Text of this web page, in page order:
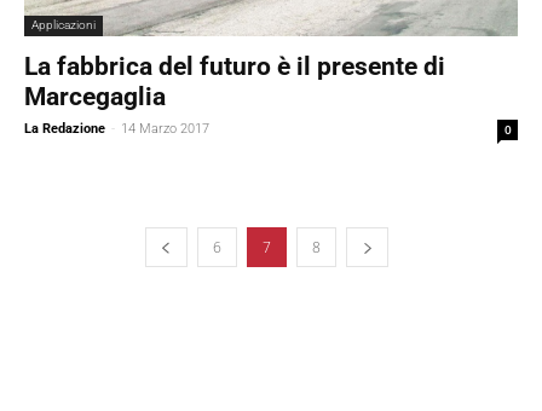
Applicazioni
La fabbrica del futuro è il presente di
Marcegaglia
La Redazione - 14 Marzo 2017 0
6 7 8